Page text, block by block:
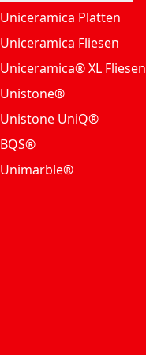
Uniceramica Platten
Uniceramica Fliesen
Uniceramica® XL Fliesen
Unistone®
Unistone UniQ®
BQS®
Unimarble®